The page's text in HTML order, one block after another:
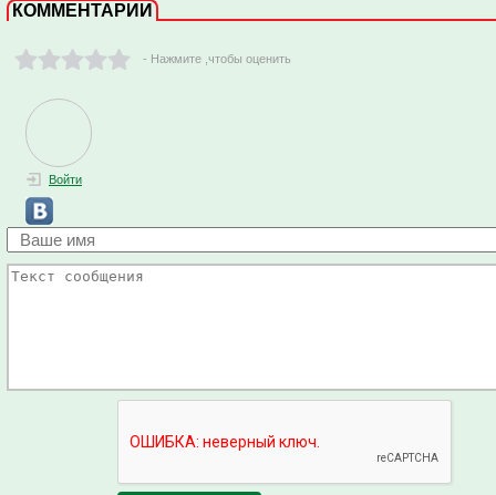
КОММЕНТАРИИ
- Нажмите ,чтобы оценить
Войти